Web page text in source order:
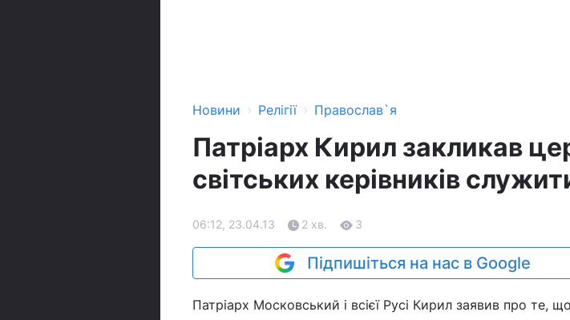
Новини › Релігії › Православ`я
Патріарх Кирил закликав
світських керівників
06:12, 23.04.13 2 хв. 3
Підпишіться на нас в Google
Патріарх Московський і всієї Русі Кирил заявив про те,